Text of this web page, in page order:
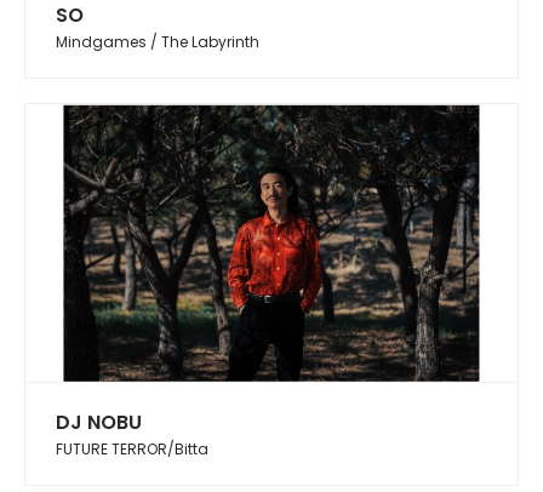
SO
Mindgames / The Labyrinth
DJ NOBU
FUTURE TERROR/Bitta